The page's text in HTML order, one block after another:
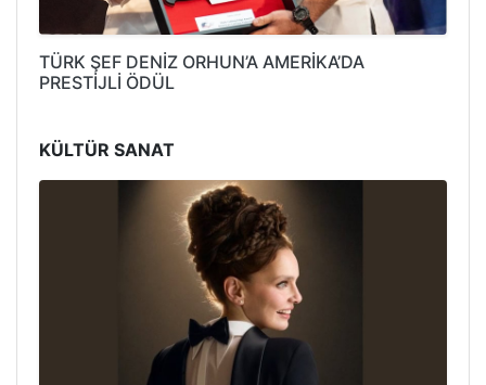
TÜRK ŞEF DENİZ ORHUN’A AMERİKA’DA
PRESTİJLİ ÖDÜL
KÜLTÜR SANAT